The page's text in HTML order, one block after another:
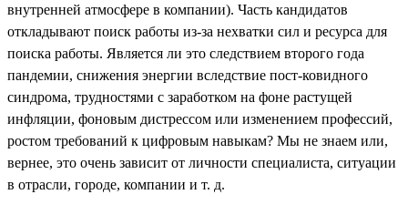
внутренней атмосфере в компании). Часть кандидатов
откладывают поиск работы из-за нехватки сил и ресурса для
поиска работы. Является ли это следствием второго года
пандемии, снижения энергии вследствие пост-ковидного
синдрома, трудностями с заработком на фоне растущей
инфляции, фоновым дистрессом или изменением профессий,
ростом требований к цифровым навыкам? Мы не знаем или,
вернее, это очень зависит от личности специалиста, ситуации
в отрасли, городе, компании и т. д.